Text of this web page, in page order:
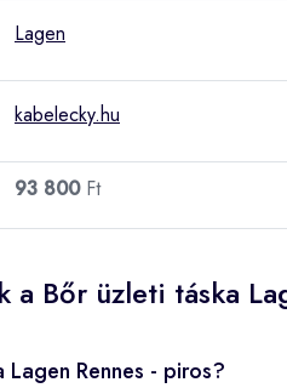
Lagen
kabelecky.hu
93 800Ft
a Bőr üzleti táska
Lagen Rennes - piros?